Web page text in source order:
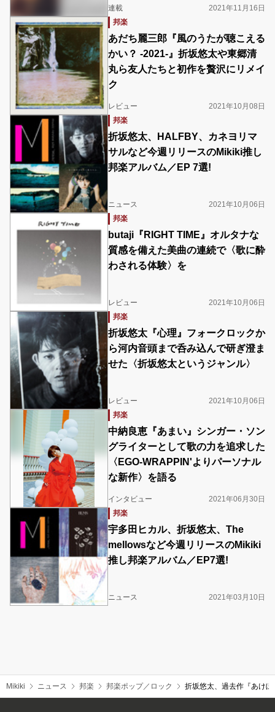
連載
2021年11月16日
邦楽
あだち麗三郎『風のうたが聴こえる
かい？ -2021-』折坂悠太や東郷清
丸ら友人たちと初作を贅沢にリメイ
ク
レビュー
2021年10月08日
邦楽
折坂悠太、HALFBY、カネヨリマ
サルなど今週リリースのMikiki推し
邦楽アルバム／EP 7選!
ニュース
2021年10月06日
邦楽
butaji『RIGHT TIME』オルタナな
質感を備えた美曲の連続で〈歌に酔
わされる体験〉を
レビュー
2021年10月06日
邦楽
折坂悠太『心理』フォークロックか
ら河内音頭まで呑み込んで研ぎ澄ま
せた〈折坂悠太というジャンル〉
レビュー
2021年10月06日
邦楽
中納良恵『あまい』シンガー・ソン
グライターとして歌の力を追求した
〈EGO-WRAPPIN'よりパーソナル
な新作〉を語る
インタビュー
2021年06月30日
邦楽
宇多田ヒカル、折坂悠太、The
mellowsなど今週リリースのMikiki
推し邦楽アルバム／EP7選!
ニュース 2021年03月10日
Mikiki ニュース 邦楽 邦楽ポップ／ロック 折坂悠太、過去作『あけ